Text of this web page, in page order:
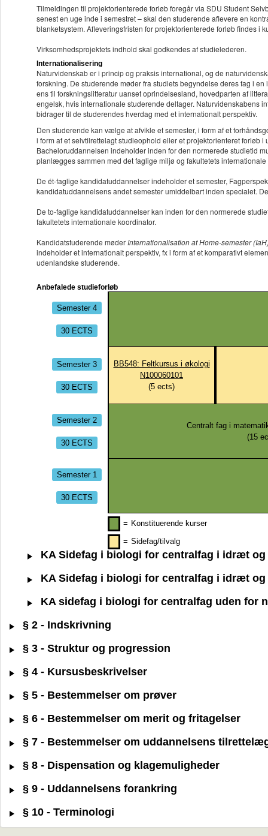
Tilmeldingen til projektorienterede forløb foregår via SDU Student
senest en uge inde i semestret – skal den studerende aflevere en
blanketsystem. Afleveringsfristen for projektorienterede forløb findes i
Virksomhedsprojektets indhold skal godkendes af studielederen.
Internationalisering
Naturvidenskab er i princip og praksis international, og de
forskning. De studerende møder fra studiets begyndelse deres fag i
ens til forskningslitteratur uanset oprindelsesland, hovedparten af
engelsk, hvis internationale studerende deltager. Naturvidenskabens
bidrager til de studerendes hverdag med et internationalt perspektiv.
Den studerende kan vælge at afvikle et semester, i form af et
i form af et selvtilrettelagt studieophold eller et projektorienteret forløb i
Bacheloruddannelsen indeholder inden for den normerede studietid
planlægges sammen med det faglige miljø og fakultetets internationale
De ét-faglige kandidatuddannelser indeholder et semester,
kandidatuddannelsens andet semester umiddelbart inden specialet.
De to-faglige kandidatuddannelser kan inden for den normerede
fakultetets internationale koordinator.
Kandidatstuderende møderInternationalisation at Home-semester
indeholder et internationalt perspektiv, fx i form af et komparativt
udenlandske studerende.
Anbefalede studieforløb
Semester 4
30 ECTS
Semester 3
30 ECTS
BB548: Feltkursus i økologi
N100060101
(5 ects)
Semester 2
30 ECTS
Centralt fag i
(15
Semester 1
30 ECTS
= Konstituerende kurser
= Sidefag/tilvalg
KA Sidefag i biologi for centralfag i idræt og
KA Sidefag i biologi for centralfag i idræt og
KA sidefag i biologi for centralfag uden for
§ 2 - Indskrivning
§ 3 - Struktur og progression
§ 4 - Kursusbeskrivelser
§ 5 - Bestemmelser om prøver
§ 6 - Bestemmelser om merit og fritagelser
§ 7 - Bestemmelser om uddannelsens
§ 8 - Dispensation og klagemuligheder
§ 9 - Uddannelsens forankring
§ 10 - Terminologi